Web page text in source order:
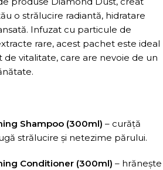
o strălucire radiantă, hidratare
Infuzat cu particule de
rare, acest pachet este ideal
vitalitate, care are nevoie de un
Shampoo (300ml) – curăță
strălucire și netezime părului.
Conditioner (300ml) – hrănește